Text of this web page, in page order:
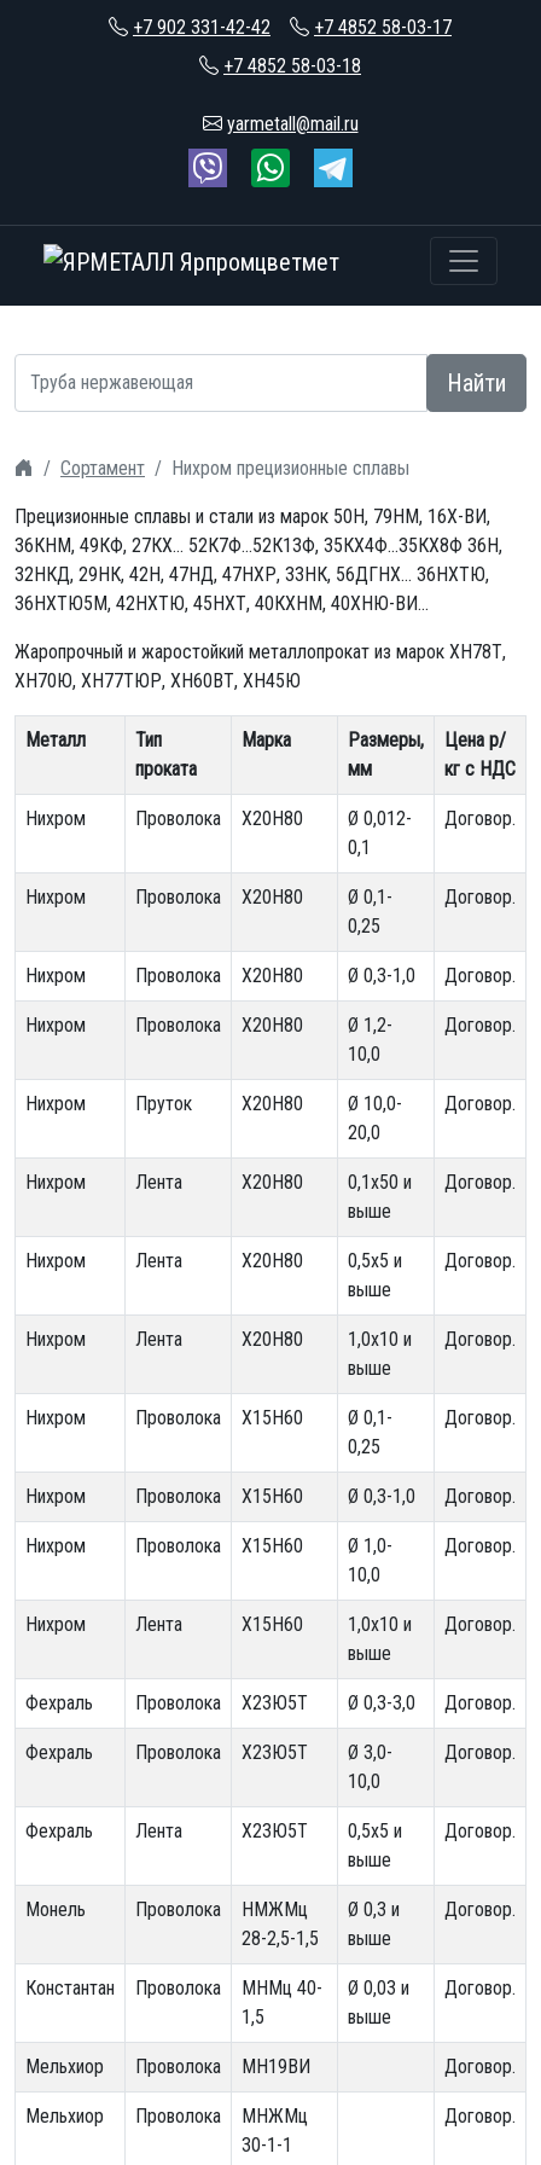
+7 902 331-42-42
+7 4852 58-03-17
+7 4852 58-03-18
yarmetall@mail.ru
Найти
Сортамент Нихром прецизионные сплавы
Прецизионные сплавы и стали из марок 50Н, 79НМ, 16Х-ВИ,
36КНМ, 49КФ, 27КХ... 52К7Ф...52К13Ф, 35КХ4Ф...35КХ8Ф 36Н,
32НКД, 29НК, 42Н, 47НД, 47НХР, 33НК, 56ДГНХ... 36НХТЮ,
36НХТЮ5М, 42НХТЮ, 45НХТ, 40КХНМ, 40ХНЮ-ВИ...
Жаропрочный и жаростойкий металлопрокат из марок ХН78Т,
ХН70Ю, ХН77ТЮР, ХН60ВТ, ХН45Ю
Металл
Тип
проката
Марка
Размеры,
мм
Цена р/
кг с НДС
Нихром Проволока Х20Н80
Ø 0,012-
0,1
Договор.
Нихром Проволока Х20Н80
Ø 0,1-
0,25
Договор.
Нихром Проволока Х20Н80 Ø 0,3-1,0 Договор.
Нихром Проволока Х20Н80
Ø 1,2-
10,0
Договор.
Нихром Пруток Х20Н80
Ø 10,0-
20,0
Договор.
Нихром Лента Х20Н80
0,1х50 и
выше
Договор.
Нихром Лента Х20Н80
0,5х5 и
выше
Договор.
Нихром Лента Х20Н80
1,0х10 и
выше
Договор.
Нихром Проволока Х15Н60
Ø 0,1-
0,25
Договор.
Нихром Проволока Х15Н60 Ø 0,3-1,0 Договор.
Нихром Проволока Х15Н60
Ø 1,0-
10,0
Договор.
Нихром Лента Х15Н60
1,0х10 и
выше
Договор.
Фехраль Проволока Х23Ю5Т Ø 0,3-3,0 Договор.
Фехраль Проволока Х23Ю5Т
Ø 3,0-
10,0
Договор.
Фехраль Лента Х23Ю5Т
0,5х5 и
выше
Договор.
Монель Проволока
НМЖМц
28-2,5-1,5
Ø 0,3 и
выше
Договор.
Константан Проволока
МНМц 40-
1,5
Ø 0,03 и
выше
Договор.
Мельхиор Проволока МН19ВИ Договор.
Мельхиор Проволока
МНЖМц
30-1-1
Договор.